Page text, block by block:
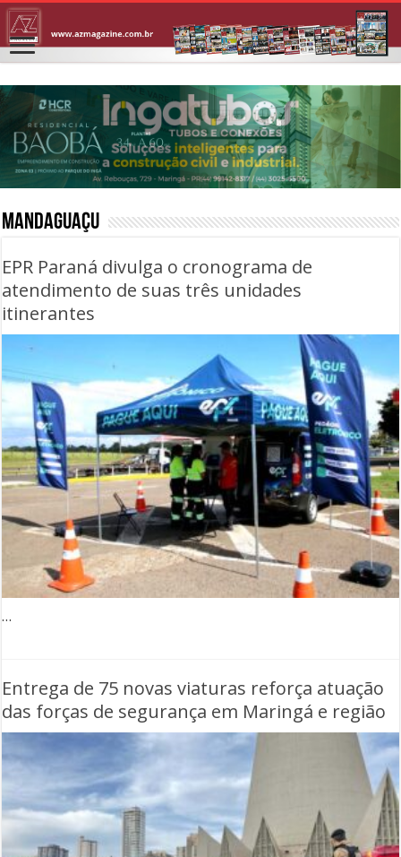
Mandaguaçu
EPR Paraná divulga o cronograma de
atendimento de suas três unidades
itinerantes
…
Entrega de 75 novas viaturas reforça atuação
das forças de segurança em Maringá e região